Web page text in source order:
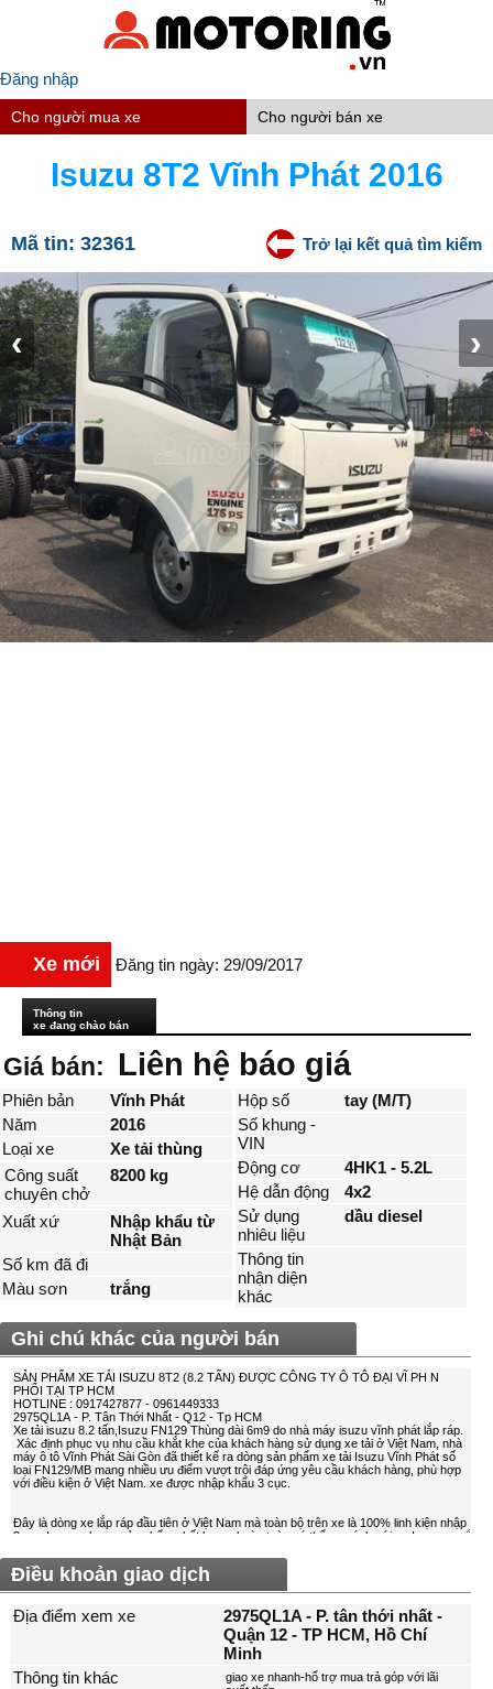
Đăng nhập
Cho người mua xe Cho người bán xe
Isuzu 8T2 Vĩnh Phát 2016
Mã tin: 32361 Trở lại kết quả tìm kiếm
‹ ›
Xe mới Đăng tin ngày: 29/09/2017
Thông tin
xe đang chào bán
Giá bán: Liên hệ báo giá
Phiên bản
Vĩnh Phát
Năm
2016
Loại xe
Xe tải thùng
Công suất
chuyên chở
8200 kg
Xuất xứ
Nhập khẩu từ
Nhật Bản
Số km đã đi
Màu sơn
trắng
Hộp số
tay (M/T)
Số khung -
VIN
Động cơ
4HK1 - 5.2L
Hệ dẫn động
4x2
Sử dụng
nhiêu liệu
dầu diesel
Thông tin
nhận diện
khác
Ghi chú khác của người bán
Điều khoản giao dịch
Địa điểm xem xe
2975QL1A - P. tân thới nhất -
Quận 12 - TP HCM, Hồ Chí
Minh
Thông tin khác